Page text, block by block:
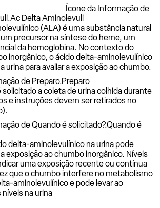
Ícone da Informação de
Ac Delta Aminolevuli
(ALA) é uma substância natural
precursor na síntese do heme, um
da hemoglobina. No contexto do
inorgânico, o ácido delta-aminolevulínico
urina para avaliar a exposição ao chumbo.
de Preparo.Preparo
solicitado a coleta de urina colhida durante
e instruções devem ser retirados no
de Quando é solicitado?.Quando é
delta-aminolevulínico na urina pode
exposição ao chumbo inorgânico. Níveis
uma exposição recente ou contínua
que o chumbo interfere no metabolismo
aminolevulínico e pode levar ao
na urina